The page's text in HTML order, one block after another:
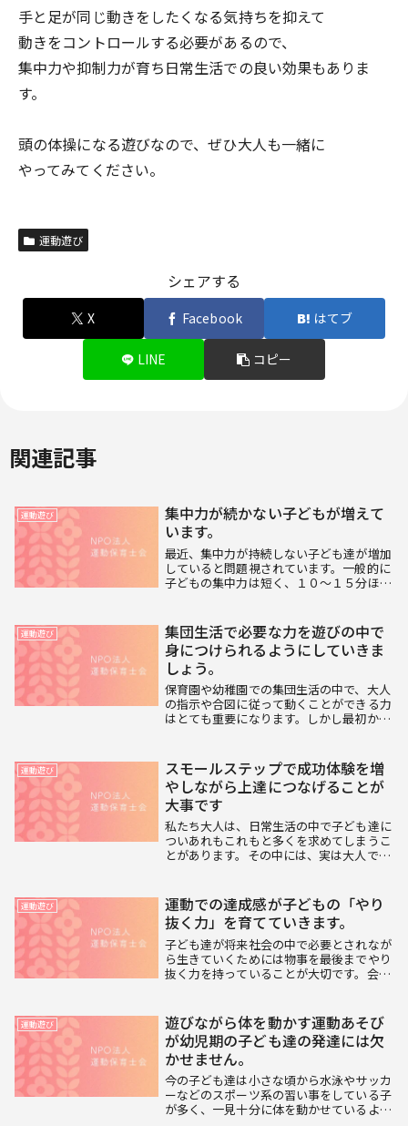
手と足が同じ動きをしたくなる気持ちを抑えて
動きをコントロールする必要があるので、
集中力や抑制力が育ち日常生活での良い効果もありま
す。
頭の体操になる遊びなので、ぜひ大人も一緒に
やってみてください。
運動遊び
シェアする
X Facebook はてブ
LINE コピー
関連記事
運動遊び
集中力が続かない子どもが増えて
います。
最近、集中力が持続しない子ども達が増加
していると問題視されています。一般的に
子どもの集中力は短く、１０～１５分ほど
でも運動でも集中して取り組むことができ
ればその効果...
運動遊び
集団生活で必要な力を遊びの中で
身につけられるようにしていきま
しょう。
保育園や幼稚園での集団生活の中で、大人
の指示や合図に従って動くことができる力
はとても重要になります。しかし最初から
くことが大切です。私達は幼児期の子ども
達への運動あ...
運動遊び
スモールステップで成功体験を増
やしながら上達につなげることが
大事です
私たち大人は、日常生活の中で子ども達に
ついあれもこれもと多くを求めてしまうこ
とがあります。その中には、実は大人でも
とすると大人でもうまくできないのに子ど
もにやらせよ...
運動遊び
運動での達成感が子どもの「やり
抜く力」を育てていきます。
子ども達が将来社会の中で必要とされなが
ら生きていくためには物事を最後までやり
抜く力を持っていることが大切です。会社
社会人として基本的なことです。大人にな
ってから急に...
運動遊び
遊びながら体を動かす運動あそび
が幼児期の子ども達の発達には欠
かせません。
今の子ども達は小さな頃から水泳やサッカ
ーなどのスポーツ系の習い事をしている子
が多く、一見十分に体を動かせているよう